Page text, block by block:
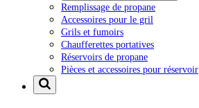
Remplissage de propane
Accessoires pour le gril
Grils et fumoirs
Chaufferettes portatives
Réservoirs de propane
Pièces et accessoires pour réservoir